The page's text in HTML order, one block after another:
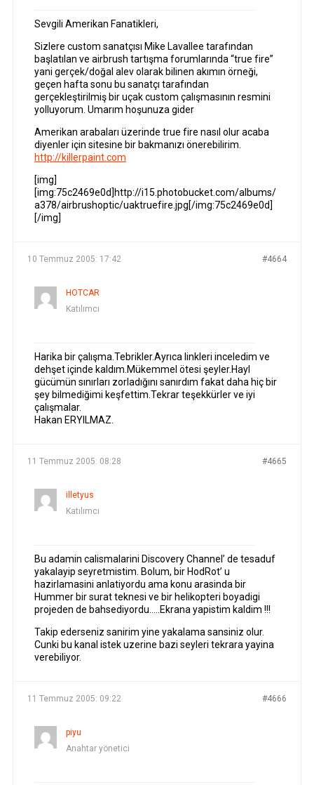
Sevgili Amerikan Fanatikleri,
Sizlere custom sanatçısı Mike Lavallee tarafından
başlatılan ve airbrush tartışma forumlarında “true fire”
yani gerçek/doğal alev olarak bilinen akımın örneği,
geçen hafta sonu bu sanatçı tarafından
gerçekleştirilmiş bir uçak custom çalışmasının resmini
yolluyorum. Umarım hoşunuza gider
Amerikan arabaları üzerinde true fire nasıl olur acaba
diyenler için sitesine bir bakmanızı önerebilirim.
http://killerpaint.com
[img]
[img:75c2469e0d]http://i15.photobucket.com/albums/
a378/airbrushoptic/uaktruefire.jpg[/img:75c2469e0d]
[/img]
10 Temmuz 2005: 17:42 #4664
HOTCAR
Katılımcı
Harika bir çalışma.Tebrikler.Ayrıca linkleri inceledim ve
dehşet içinde kaldım.Mükemmel ötesi şeyler.Hayl
gücümün sınırları zorladığını sanırdım fakat daha hiç bir
şey bilmediğimi keşfettim.Tekrar teşekkürler ve iyi
çalışmalar.
Hakan ERYILMAZ.
11 Temmuz 2005: 08:28 #4665
illetyus
Katılımcı
Bu adamin calismalarini Discovery Channel’ de tesaduf
yakalayip seyretmistim. Bolum, bir HodRot’ u
hazirlamasini anlatiyordu ama konu arasinda bir
Hummer bir surat teknesi ve bir helikopteri boyadigi
projeden de bahsediyordu…..Ekrana yapistim kaldim !!!
Takip ederseniz sanirim yine yakalama sansiniz olur.
Cunki bu kanal istek uzerine bazi seyleri tekrara yayina
verebiliyor.
11 Temmuz 2005: 09:22 #4666
piyu
Anahtar yönetici